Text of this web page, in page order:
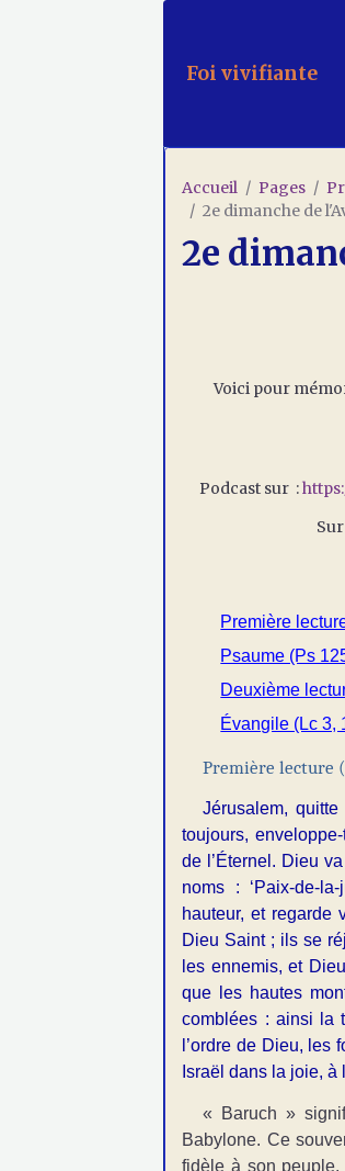
Foi vivifiante
Accueil Pages
2e dimanche de
2e
Voici pour
Podcast sur :
Première
Psaume (Ps
Deuxième
Évangile (Lc 3,
Première lecture
Jérusalem,
toujours,
de l’Éternel. Dieu
noms : ‘Paix-de-
hauteur, et regarde
Dieu Saint ; ils se
les ennemis, et
que les hautes
comblées : ainsi la
l’ordre de Dieu, les
Israël dans la joie,
« Baruch »
Babylone. Ce
fidèle à son